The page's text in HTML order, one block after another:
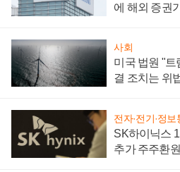
에 해외 증권
사회
미국 법원 "트
결 조치는 위
전자·전기·정보
SK하이닉스
추가 주주환